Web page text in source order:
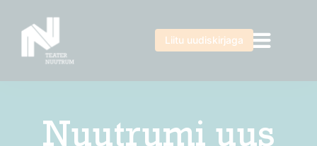
Liitu uudiskirjaga